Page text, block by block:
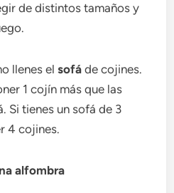
de distintos tamaños y
llenes elsofá de cojines.
1 cojín más que las
Si tienes un sofá de 3
4 cojines.
alfombra